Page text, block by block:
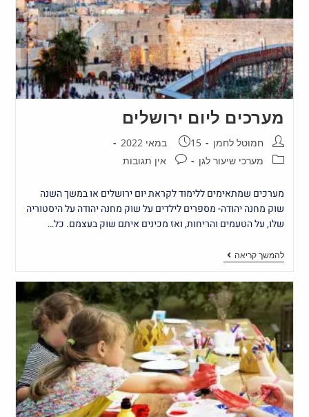
מערכים ליום ירושלים
חמוטל לחמן
15 במאי 2022
מערכי שיעור לגן
אין תגובות
מערכים שמתאימים ללימוד לקראת יום ירושלים או במשך השנה
שוק מחנה יהודה- מספרים לילדים על שוק מחנה יהודה על היסטוריה
שלו, על הטעמים והריחות, ואז מכינים איתם שוק בעצמם. כל…
להמשך קריאה